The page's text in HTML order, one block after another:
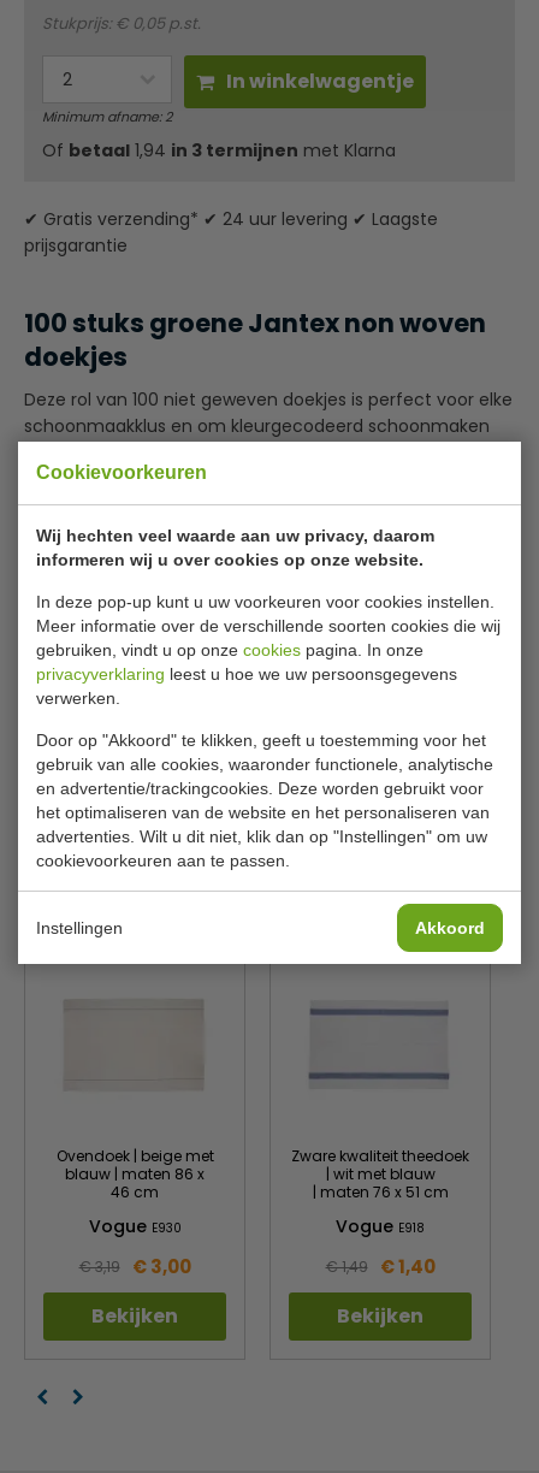
Cookievoorkeuren
Wij hechten veel waarde aan uw privacy, daarom
informeren wij u over cookies op onze website.
In deze pop-up kunt u uw voorkeuren voor cookies instellen.
Meer informatie over de verschillende soorten cookies die wij
gebruiken, vindt u op onze cookies pagina. In onze
privacyverklaring leest u hoe we uw persoonsgegevens
verwerken.
Door op "Akkoord" te klikken, geeft u toestemming voor het
gebruik van alle cookies, waaronder functionele, analytische
en advertentie/trackingcookies. Deze worden gebruikt voor
het optimaliseren van de website en het personaliseren van
advertenties. Wilt u dit niet, klik dan op "Instellingen" om uw
cookievoorkeuren aan te passen.
Instellingen Akkoord
Stukprijs: € 0,05 p.st.
Minimum afname: 2
In winkelwagentje
Of betaal 1,94 in 3 termijnen met Klarna
✔ Gratis verzending* ✔ 24 uur levering ✔ Laagste
prijsgarantie
100 stuks groene Jantex non woven
doekjes
Deze rol van 100 niet geweven doekjes is perfect voor elke
schoonmaakklus en om kleurgecodeerd schoonmaken
kruisbesmetting. Elk aparte doekje is niet geweven en zal
dus snel drogen en slechts minimaal pluizen, waardoor er
geen vezels achterblijven op schoongemaakte
oppervlakken.
Niet geweven
Droogt snel
Kleurgecodeerd om kruisbesmetting te voorkomen
Losse doekjes 25x33cm
Lees meer
Specificaties
Model
Kleur
Groen
Afmetingen
25(h) x 33(b)cm
Gewicht
370g
Ovendoek | beige met
blauw | maten 86 x
46 cm
Vogue E930
€ 3,19 € 3,00
Bekijken
Zware kwaliteit theedoek
| wit met blauw
| maten 76 x 51 cm
Vogue E918
€ 1,49 € 1,40
Bekijken